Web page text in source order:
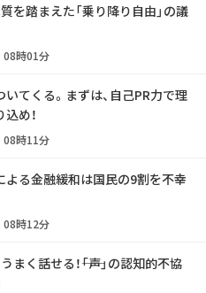
を踏まえた「乗り降り自由」の議
08時01分
てくる。まずは、自己PR力で理
め！
08時11分
よる金融緩和は国民の9割を不幸
08時12分
まく話せる！――「声」の認知的不協